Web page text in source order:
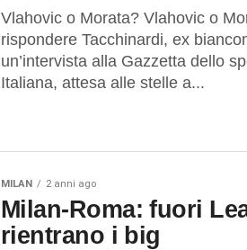
Vlahovic o Morata? Vlahovic o
rispondere Tacchinardi, ex
un’intervista alla Gazzetta dello
Italiana, attesa alle stelle a...
MILAN 2 anni ago
Milan-Roma: fuori
rientrano i big